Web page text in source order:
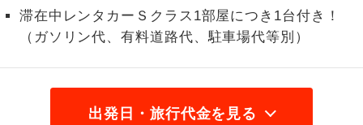
滞在中レンタカーＳクラス1部屋につき1台付き！
（ガソリン代、有料道路代、駐車場代等別）
出発日・旅行代金を見る
おひとり様参
おひとり様限定でご参加いただけるコー
コースです。